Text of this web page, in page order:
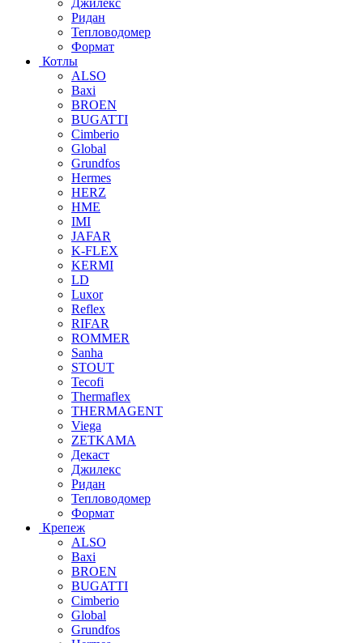
Ридан
Тепловодомер
Формат
Котлы
ALSO
Baxi
BROEN
BUGATTI
Cimberio
Global
Grundfos
Hermes
HERZ
HME
IMI
JAFAR
K-FLEX
KERMI
LD
Luxor
Reflex
RIFAR
ROMMER
Sanha
STOUT
Tecofi
Thermaflex
THERMAGENT
Viega
ZETKAMA
Декаст
Джилекс
Ридан
Тепловодомер
Формат
Крепеж
ALSO
Baxi
BROEN
BUGATTI
Cimberio
Global
Grundfos